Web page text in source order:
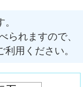
られますので、
用ください。